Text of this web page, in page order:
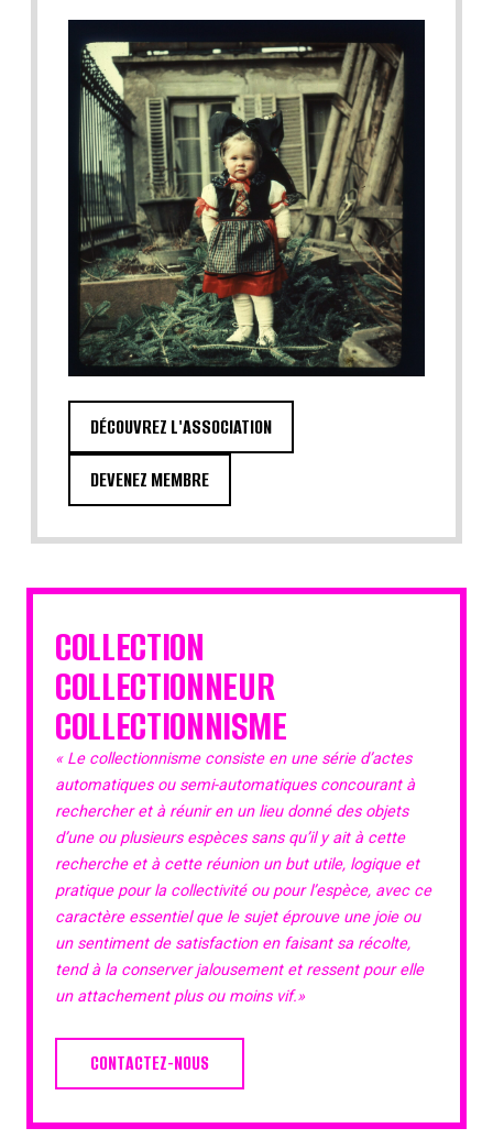
DÉCOUVREZ L'ASSOCIATION
DEVENEZ MEMBRE
COLLECTION
COLLECTIONNEUR
COLLECTIONNISME
« Le collectionnisme consiste en une série d’actes
automatiques ou semi-automatiques concourant à
rechercher et à réunir en un lieu donné des objets
d’une ou plusieurs espèces sans qu’il y ait à cette
recherche et à cette réunion un but utile, logique et
pratique pour la collectivité ou pour l’espèce, avec ce
caractère essentiel que le sujet éprouve une joie ou
un sentiment de satisfaction en faisant sa récolte,
tend à la conserver jalousement et ressent pour elle
un attachement plus ou moins vif.»
CONTACTEZ-NOUS